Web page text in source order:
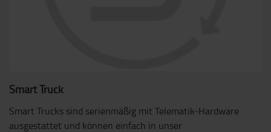
Smart Truck
Smart Trucks sind serienmäßig mit Telematik-Hardware
ausgestattet und können einfach in unser